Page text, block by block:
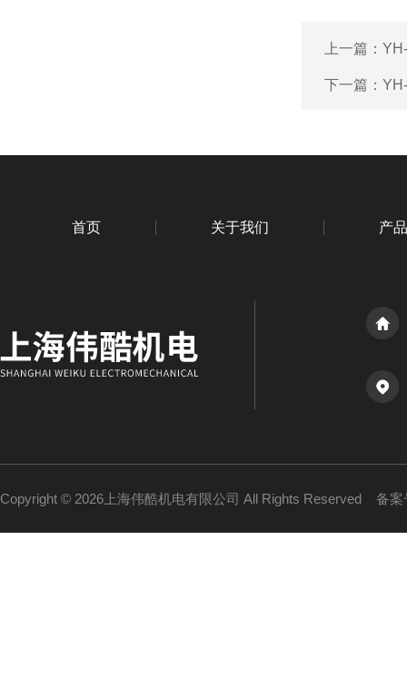
上一篇：
下一篇：
首页 关于我们 产
Copyright © 2026上海伟酷机电有限公司 All Rights Reserved 备案